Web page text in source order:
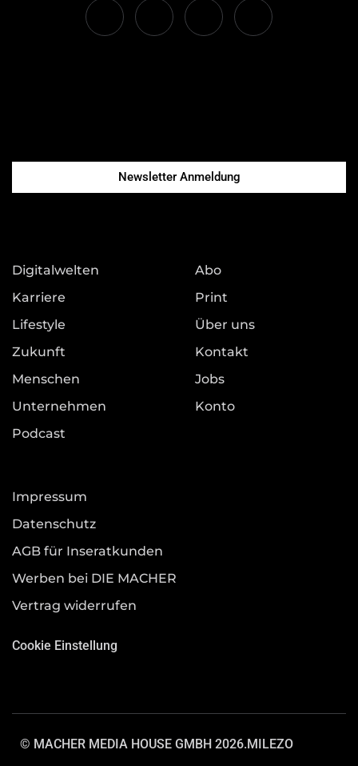
Newsletter Anmeldung
Digitalwelten
Karriere
Lifestyle
Zukunft
Menschen
Unternehmen
Podcast
Abo
Print
Über uns
Kontakt
Jobs
Konto
Impressum
Datenschutz
AGB für Inseratkunden
Werben bei DIE MACHER
Vertrag widerrufen
Cookie Einstellung
© MACHER MEDIA HOUSE GMBH 2026.MILEZO